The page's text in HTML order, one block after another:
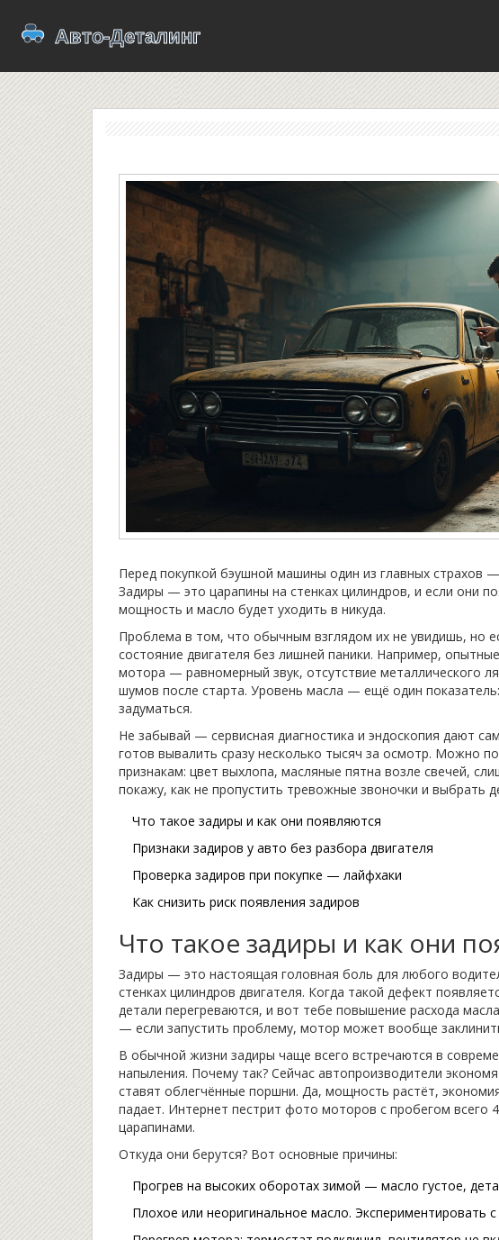
Перед покупкой бэушной машины один из главных страхов
Задиры — это царапины на стенках цилиндров, и если они
мощность и масло будет уходить в никуда.
Проблема в том, что обычным взглядом их не увидишь, но
состояние двигателя без лишней паники. Например,
мотора — равномерный звук, отсутствие металлического
шумов после старта. Уровень масла — ещё один
задуматься.
Не забывай — сервисная диагностика и эндоскопия дают
готов вывалить сразу несколько тысяч за осмотр. Можно
признакам: цвет выхлопа, масляные пятна возле свечей,
покажу, как не пропустить тревожные звоночки и выбрать
Что такое задиры и как они появляются
Признаки задиров у авто без разбора двигателя
Проверка задиров при покупке — лайфхаки
Как снизить риск появления задиров
Что такое задиры и как они
Задиры — это настоящая головная боль для любого
стенках цилиндров двигателя. Когда такой дефект
детали перегреваются, и вот тебе повышение расхода
— если запустить проблему, мотор может вообще
В обычной жизни задиры чаще всего встречаются в
напыления. Почему так? Сейчас автопроизводители
ставят облегчённые поршни. Да, мощность растёт,
падает. Интернет пестрит фото моторов с пробегом всего
царапинами.
Откуда они берутся? Вот основные причины:
Прогрев на высоких оборотах зимой — масло густое,
Плохое или неоригинальное масло. Экспериментировать